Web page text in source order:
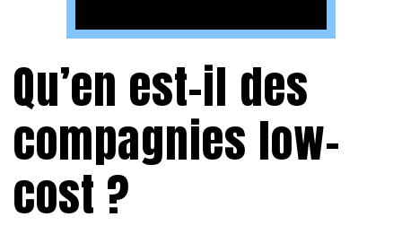
Qu’en est-il des
compagnies low-
cost ?